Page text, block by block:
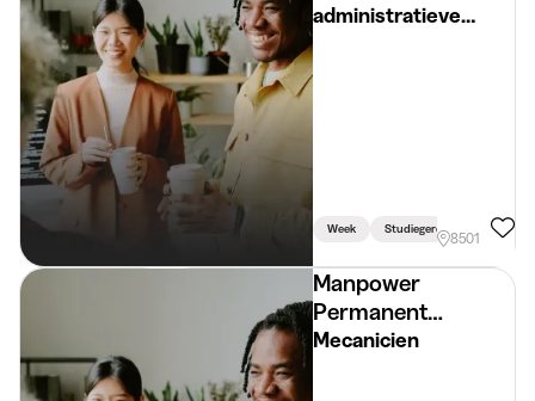
administratieve
ondersteuning -
fulltime - opdracht
Week Studiegerelateerd
8501
Manpower
Permanent
Placement
Mecanicien